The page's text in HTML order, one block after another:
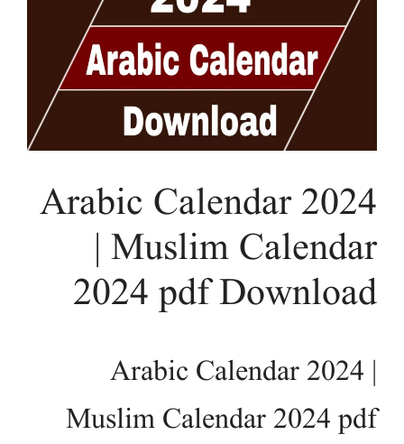
Arabic Calendar 2024
| Muslim Calendar
2024 pdf Download
Arabic Calendar 2024 |
Muslim Calendar 2024 pdf